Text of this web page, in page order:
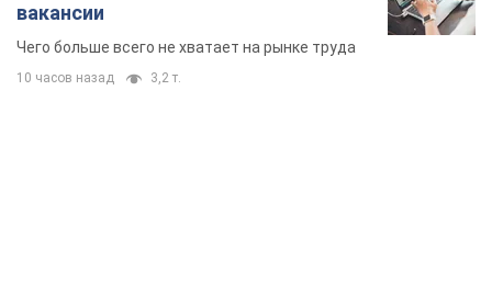
вакансии
Чего больше всего не хватает на рынке труда
10 часов назад 3,2 т.